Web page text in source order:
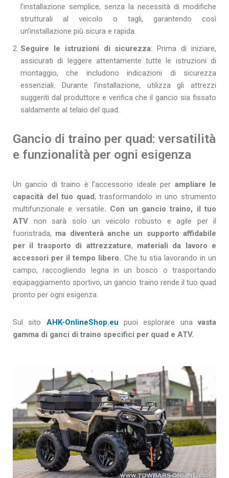
l’installazione semplice, senza la necessità di modifiche
strutturali al veicolo o tagli, garantendo così
un’installazione più sicura e rapida.
Seguire le istruzioni di sicurezza: Prima di iniziare,
assicurati di leggere attentamente tutte le istruzioni di
montaggio, che includono indicazioni di sicurezza
essenziali. Durante l’installazione, utilizza gli attrezzi
suggeriti dal produttore e verifica che il gancio sia fissato
saldamente al telaio del quad.
Gancio di traino per quad: versatilità
e funzionalità per ogni esigenza
Un gancio di traino è l’accessorio ideale per ampliare le
capacità del tuo quad, trasformandolo in uno strumento
multifunzionale e versatile. Con un gancio traino, il tuo
ATV non sarà solo un veicolo robusto e agile per il
fuoristrada, ma diventerà anche un supporto affidabile
per il trasporto di attrezzature, materiali da lavoro e
accessori per il tempo libero. Che tu stia lavorando in un
campo, raccogliendo legna in un bosco o trasportando
equipaggiamento sportivo, un gancio traino rende il tuo quad
pronto per ogni esigenza.
Sul sito AHK-OnlineShop.eu puoi esplorare unavasta
gamma di ganci di traino specifici per quad e ATV.